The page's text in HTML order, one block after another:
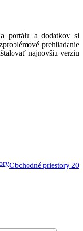
portálu a dodatkov si
prehliadanie
najnovšiu verziu
Obchodné priestory